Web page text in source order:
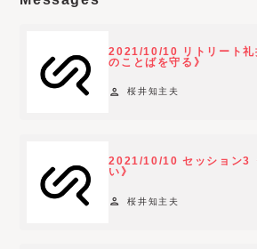
2021/10/10 リトリート礼
のことばを守る》
person 桜井知主夫
2021/10/10 セッション3
い》
person 桜井知主夫